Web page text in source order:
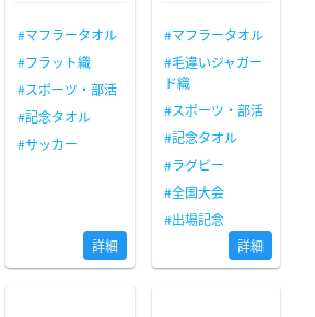
#マフラータオル
#フラット織
#スポーツ・部活
#記念タオル
#サッカー
詳細
#マフラータオル
#毛違いジャガー
ド織
#スポーツ・部活
#記念タオル
#ラグビー
#全国大会
#出場記念
詳細